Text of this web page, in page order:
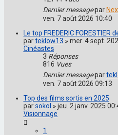
Dernier messagepar
ven. 7 août 2026 10:40
Le top FREDERIC FORESTIER
parteklow13 » mer. 4 sept.
Cinéastes
3 Réponses
816 Vues
Dernier messagepar
ven. 7 août 2026 09:13
Top des films sortis en 2025
parsokol » jeu. 2 janv. 2025
Visionnage
1